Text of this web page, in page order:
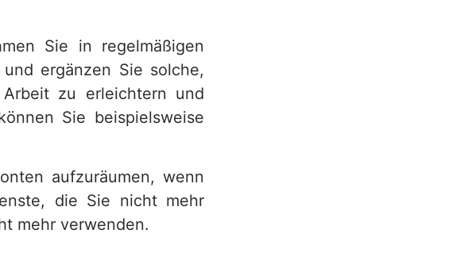
Sie in regelmäßigen
ergänzen Sie solche,
zu erleichtern und
Sie beispielsweise
aufzuräumen, wenn
die Sie nicht mehr
mehr verwenden.